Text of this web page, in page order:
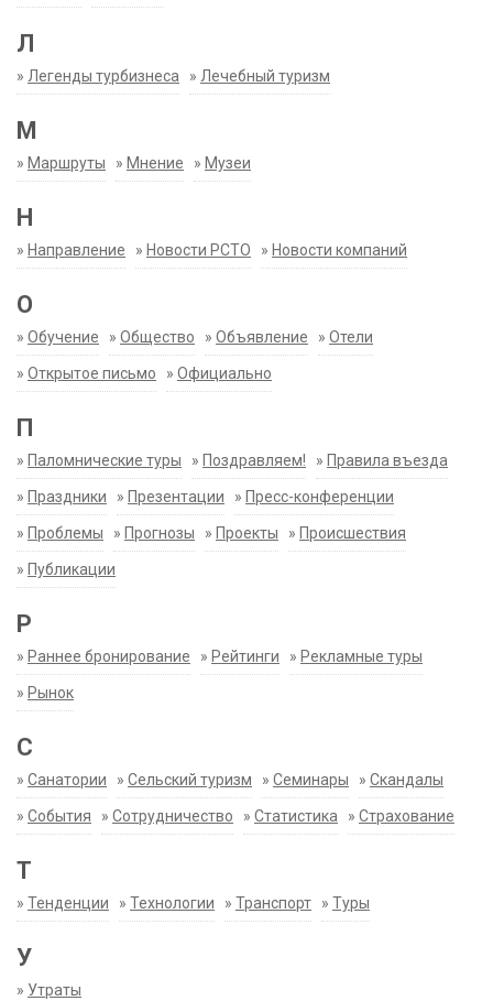
Л
» Легенды турбизнеса » Лечебный туризм
М
» Маршруты » Мнение » Музеи
Н
» Направление » Новости РСТО » Новости компаний
О
» Обучение » Общество » Объявление » Отели
» Открытое письмо » Официально
П
» Паломнические туры » Поздравляем! » Правила въезда
» Праздники » Презентации » Пресс-конференции
» Проблемы » Прогнозы » Проекты » Происшествия
» Публикации
Р
» Раннее бронирование » Рейтинги » Рекламные туры
» Рынок
С
» Санатории » Сельский туризм » Семинары » Скандалы
» События » Сотрудничество » Статистика » Страхование
Т
» Тенденции » Технологии » Транспорт » Туры
У
» Утраты